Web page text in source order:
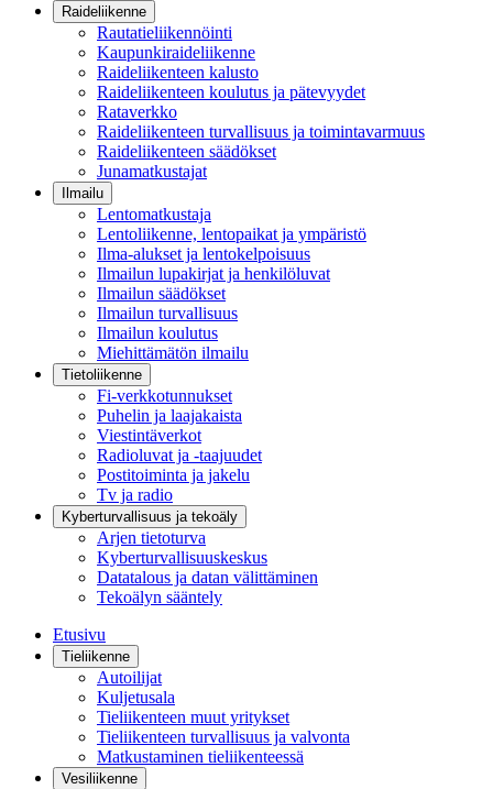
Raideliikenne
Rautatieliikennöinti
Kaupunkiraideliikenne
Raideliikenteen kalusto
Raideliikenteen koulutus ja pätevyydet
Rataverkko
Raideliikenteen turvallisuus ja toimintavarmuus
Raideliikenteen säädökset
Junamatkustajat
Ilmailu
Lentomatkustaja
Lentoliikenne, lentopaikat ja ympäristö
Ilma-alukset ja lentokelpoisuus
Ilmailun lupakirjat ja henkilöluvat
Ilmailun säädökset
Ilmailun turvallisuus
Ilmailun koulutus
Miehittämätön ilmailu
Tietoliikenne
Fi-verkkotunnukset
Puhelin ja laajakaista
Viestintäverkot
Radioluvat ja -taajuudet
Postitoiminta ja jakelu
Tv ja radio
Kyberturvallisuus ja tekoäly
Arjen tietoturva
Kyberturvallisuuskeskus
Datatalous ja datan välittäminen
Tekoälyn sääntely
Etusivu
Tieliikenne
Autoilijat
Kuljetusala
Tieliikenteen muut yritykset
Tieliikenteen turvallisuus ja valvonta
Matkustaminen tieliikenteessä
Vesiliikenne